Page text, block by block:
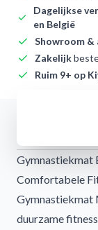
Dagelijkse
en België
Showroom &
Zakelijk
Ruim 9+ op
Gymnastiekmat
Comfortabele
Gymnastiekmat
duurzame